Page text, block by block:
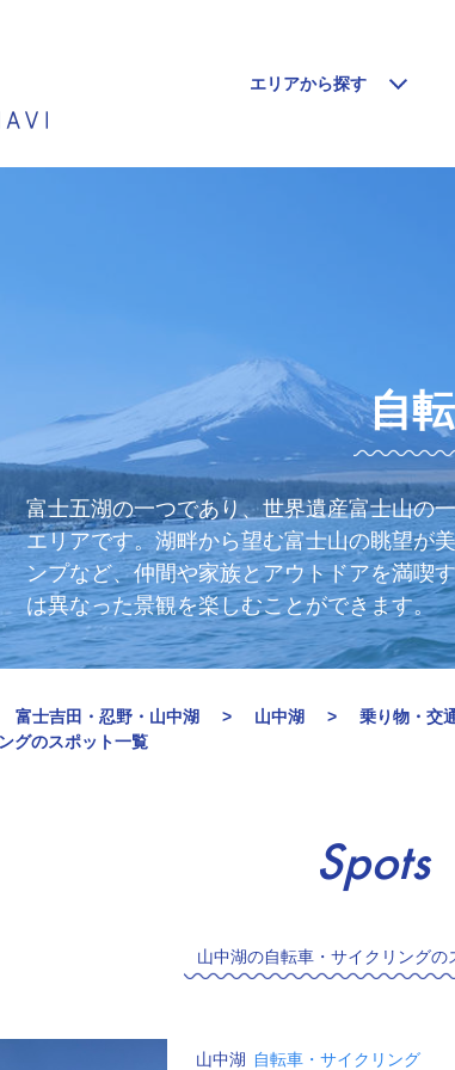
エリアから探す
自
富士五湖の一つであり、世界遺産富士山の
エリアです。湖畔から望む富士山の眺望が
ンプなど、仲間や家族とアウトドアを満喫
は異なった景観を楽しむことができます。
富士吉田・忍野・山中湖 山中湖 乗り物・交
グのスポット一覧
Spots
山中湖の自転車・サイクリングの
山中湖 自転車・サイクリング